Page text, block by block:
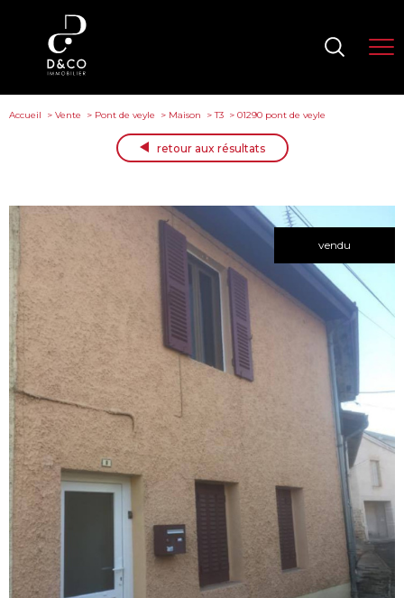
Accueil Vente Pont de veyle Maison T3 01290 pont de veyle
retour aux résultats
vendu